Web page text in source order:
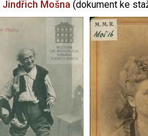
Jindřich Mošna (dokument ke